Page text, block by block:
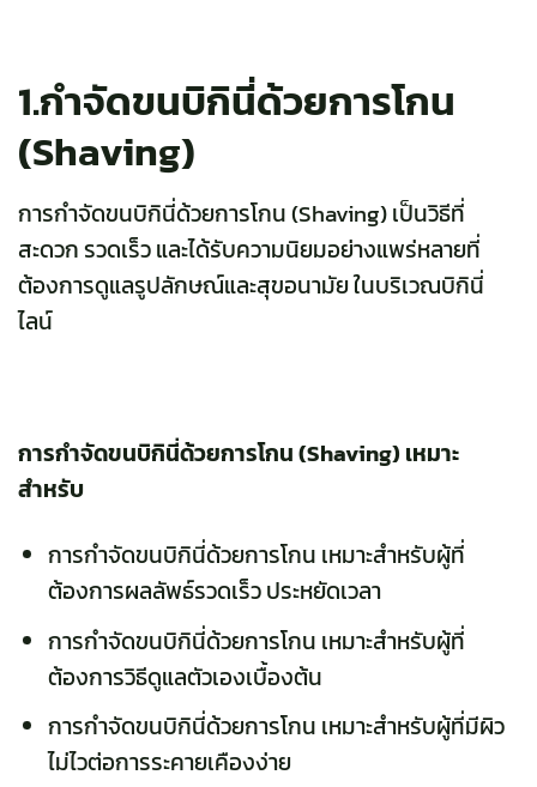
1.กำจัดขนบิกินี่ด้วยการโกน
(Shaving)
การกำจัดขนบิกินี่ด้วยการโกน (Shaving) เป็นวิธีที่
สะดวก รวดเร็ว และได้รับความนิยมอย่างแพร่หลายที่
ต้องการดูแลรูปลักษณ์และสุขอนามัย ในบริเวณบิกินี่
ไลน์
การกำจัดขนบิกินี่ด้วยการโกน (Shaving) เหมาะ
สำหรับ
การกำจัดขนบิกินี่ด้วยการโกน เหมาะสำหรับผู้ที่
ต้องการผลลัพธ์รวดเร็ว ประหยัดเวลา
การกำจัดขนบิกินี่ด้วยการโกน เหมาะสำหรับผู้ที่
ต้องการวิธีดูแลตัวเองเบื้องต้น
การกำจัดขนบิกินี่ด้วยการโกน เหมาะสำหรับผู้ที่มีผิว
ไม่ไวต่อการระคายเคืองง่าย